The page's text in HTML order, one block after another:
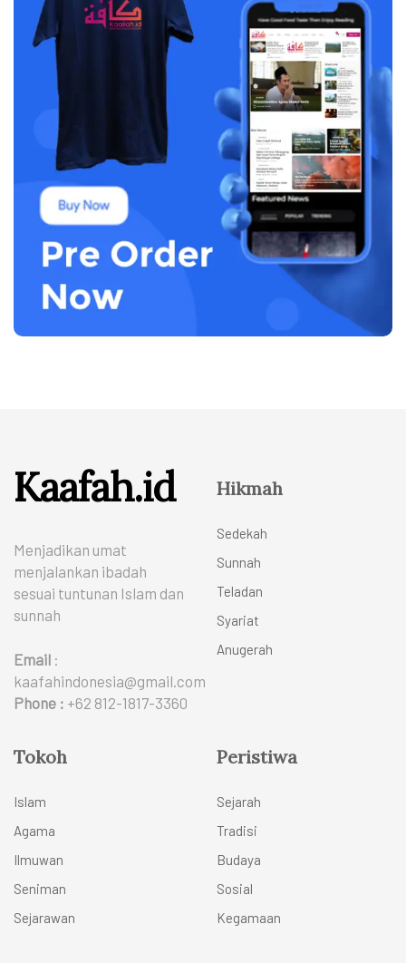
Kaafah.id
Menjadikan umat
menjalankan ibadah
sesuai tuntunan Islam dan
sunnah
Email :
kaafahindonesia@gmail.com
Phone : +62 812-1817-3360
Hikmah
Sedekah
Sunnah
Teladan
Syariat
Anugerah
Tokoh
Islam
Agama
Ilmuwan
Seniman
Sejarawan
Peristiwa
Sejarah
Tradisi
Budaya
Sosial
Kegamaan